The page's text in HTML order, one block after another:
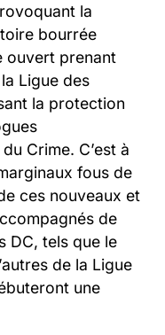
la
bourrée
ouvert prenant
Ligue des
la protection
Crime. C’est à
fous de
ces nouveaux et
de
DC, tels que le
de la Ligue
une